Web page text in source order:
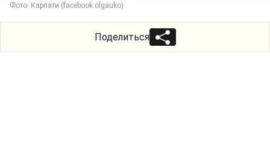
Фото: Карпати (facebook olgauko)
Поделиться